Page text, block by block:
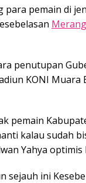
pemain di
penutupan
KONI Muara
pemain
kalau sudah
Yahya optimis
sejauh ini